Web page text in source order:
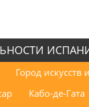
Город искусств
Кабо-де-Гата